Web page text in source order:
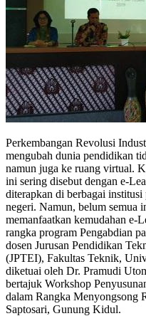
Perkembangan Revolusi
mengubah dunia pendidikan
namun juga ke ruang virtual.
ini sering disebut dengan e-
diterapkan di berbagai
negeri. Namun, belum semua
memanfaatkan kemudahan e-
rangka program Pengabdian
dosen Jurusan Pendidikan
(JPTEI), Fakultas Teknik,
diketuai oleh Dr. Pramudi
bertajuk Workshop
dalam Rangka Menyongsong
Saptosari, Gunung Kidul.